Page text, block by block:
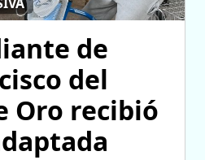
de
del
Oro recibió